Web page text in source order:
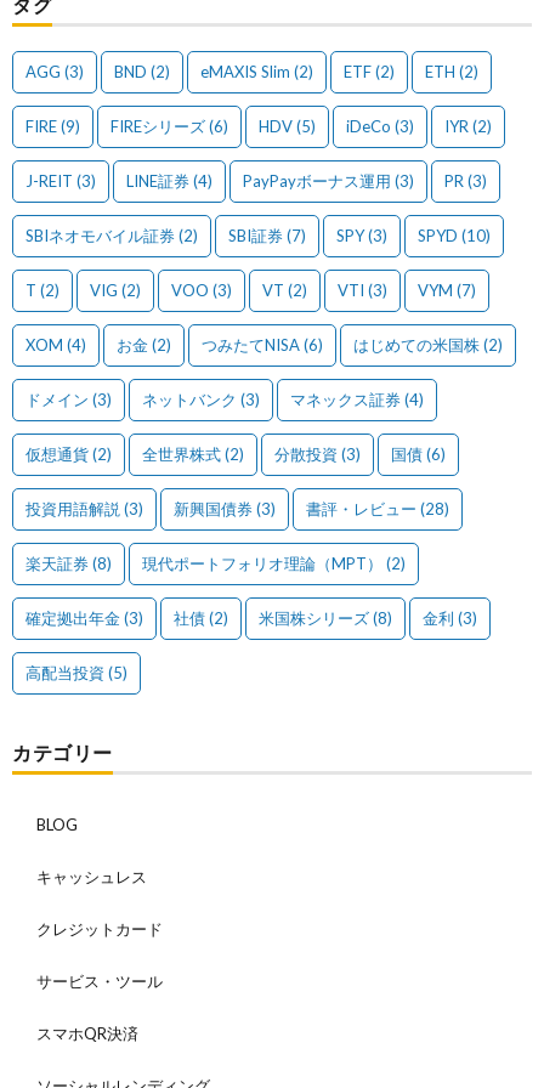
AGG (3) BND (2) eMAXIS Slim (2) ETF(2) ETH (2)
FIRE(9) FIREシリーズ(6) HDV(5) iDeCo (3) IYR (2)
J-REIT (3) LINE証券(4) PayPayボーナス運用 (3) PR (3)
SBIネオモバイル証券(2) SBI証券(7) SPY(3) SPYD (10)
T (2) VIG (2) VOO (3) VT (2) VTI (3) VYM (7)
XOM (4) お金(2) つみたてNISA(6) はじめての米国株(2)
ドメイン (3) ネットバンク (3) マネックス証券(4)
仮想通貨(2) 全世界株式(2) 分散投資 (3) 国債(6)
投資用語解説 (3) 新興国債券(3) 書評・レビュー (28)
楽天証券(8) 現代ポートフォリオ理論（MPT） (2)
確定拠出年金(3) 社債(2) 米国株シリーズ(8) 金利 (3)
高配当投資 (5)
カテゴリー
BLOG
キャッシュレス
クレジットカード
サービス・ツール
スマホQR決済